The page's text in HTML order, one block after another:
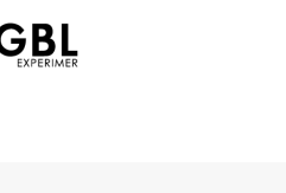
HLAVNÍ
NABÍDKA